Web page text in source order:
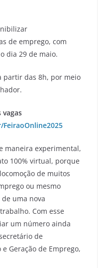
de emprego, com
dia 29 de maio.
partir das 8h, por meio
maneira experimental,
100% virtual, porque
de muitos
ou mesmo
uma nova
Com esse
um número ainda
de
Geração de Emprego,